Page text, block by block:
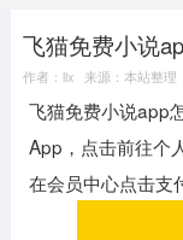
模拟经营
冒险解谜
飞猫免费小说
作者：llx 来源：本站整
飞猫免费小说app
App，点击前往个
在会员中心点击支